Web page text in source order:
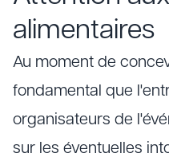
alimentaires
Au moment de
fondamental que
organisateurs de
sur les éventuelles